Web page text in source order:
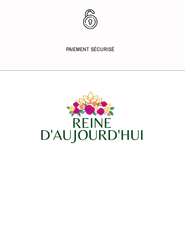
PAIEMENT SÉCURISÉ